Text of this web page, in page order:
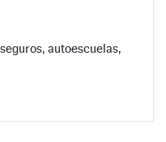
autoescuelas,